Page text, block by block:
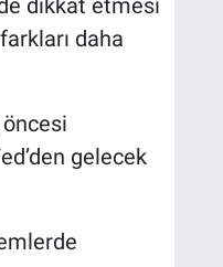
dikkat etmesi
daha
gelecek